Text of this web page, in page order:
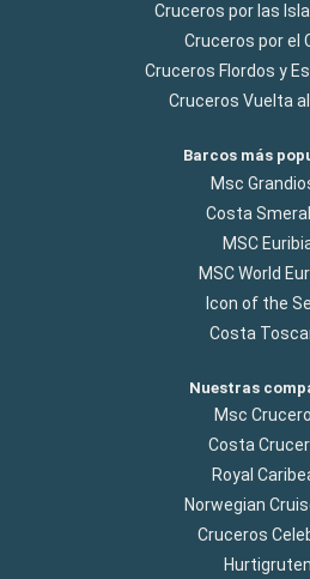
Cruceros por las
Cruceros por el
Cruceros Flordos y
Cruceros Vuelta
Barcos más
Msc
Costa
MSC
MSC World
Icon of the
Costa
Nuestras
Msc
Costa
Royal
Norwegian
Cruceros
Hurtigruten